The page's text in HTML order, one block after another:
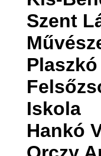
Szent
Iskola
Hankó